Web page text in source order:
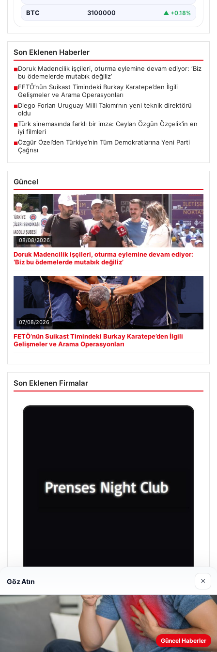
BTC 3100000 ▲ +0.18%
Son Eklenen Haberler
■Doruk Madencilik işçileri, oturma eylemine devam ediyor: ‘Biz
bu ödemelerde mutabık değiliz’
■FETÖ’nün Suikast Timindeki Burkay Karatepe’den İlgili
Gelişmeler ve Arama Operasyonları
■Diego Forlan Uruguay Milli Takımı’nın yeni teknik direktörü
oldu
■Türk sinemasında farklı bir imza: Ceylan Özgün Özçelik’in en
iyi filmleri
■Özgür Özel’den Türkiye’nin Tüm Demokratlarına Yeni Parti
Çağrısı
Güncel
08/08/2026
Doruk Madencilik işçileri, oturma eylemine devam ediyor:
‘Biz bu ödemelerde mutabık değiliz’
07/08/2026
FETÖ’nün Suikast Timindeki Burkay Karatepe’den İlgili
Gelişmeler ve Arama Operasyonları
Son Eklenen Firmalar
Prenses Night Club
Web sitemizi nasıl kullandığınızı daha iyi anlayabilmek,
Göz Atın ×
Güncel Haberler